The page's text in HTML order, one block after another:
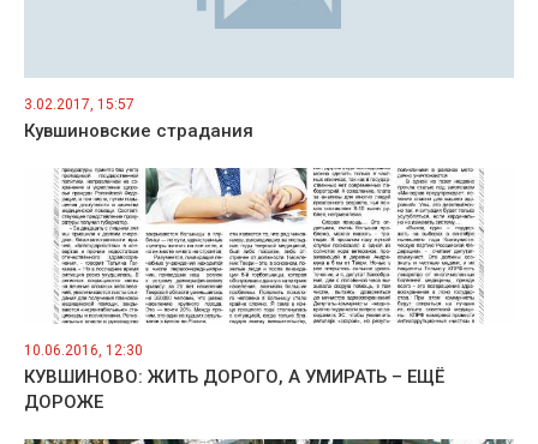
3.02.2017, 15:57
Кувшиновские страдания
10.06.2016, 12:30
КУВШИНОВО: ЖИТЬ ДОРОГО, А УМИРАТЬ – ЕЩЁ
ДОРОЖЕ